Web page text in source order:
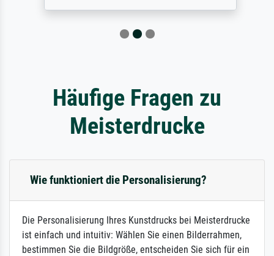
Häufige Fragen zu
Meisterdrucke
Wie funktioniert die Personalisierung?
Die Personalisierung Ihres Kunstdrucks bei Meisterdrucke
ist einfach und intuitiv: Wählen Sie einen Bilderrahmen,
bestimmen Sie die Bildgröße, entscheiden Sie sich für ein